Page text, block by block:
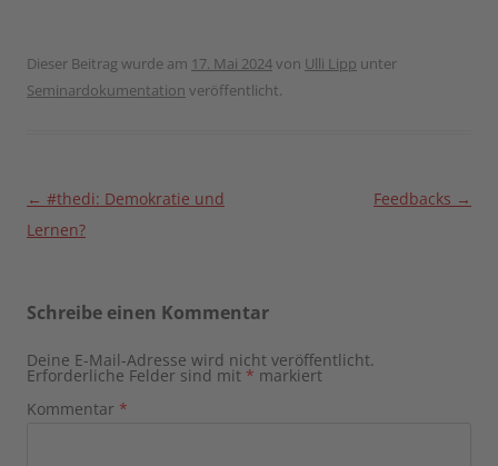
Dieser Beitrag wurde am 17. Mai 2024von Ulli Lipp unter
Seminardokumentation veröffentlicht.
Beitragsnavigation
← #thedi: Demokratie und
Lernen?
Feedbacks →
Schreibe einen Kommentar
Deine E-Mail-Adresse wird nicht veröffentlicht.
Erforderliche Felder sind mit * markiert
Kommentar *